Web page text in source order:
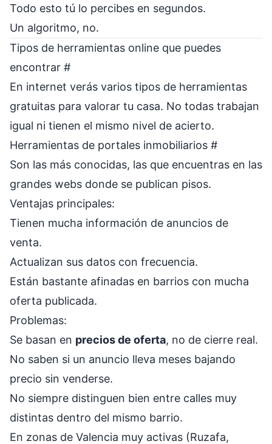
Todo esto tú lo percibes en segundos.
Un algoritmo, no.
Tipos de herramientas online que puedes
encontrar #
En internet verás varios tipos de herramientas
gratuitas para valorar tu casa. No todas trabajan
igual ni tienen el mismo nivel de acierto.
Herramientas de portales inmobiliarios #
Son las más conocidas, las que encuentras en las
grandes webs donde se publican pisos.
Ventajas principales:
Tienen mucha información de anuncios de
venta.
Actualizan sus datos con frecuencia.
Están bastante afinadas en barrios con mucha
oferta publicada.
Problemas:
Se basan en precios de oferta, no de cierre real.
No saben si un anuncio lleva meses bajando
precio sin venderse.
No siempre distinguen bien entre calles muy
distintas dentro del mismo barrio.
En zonas de Valencia muy activas (Ruzafa,